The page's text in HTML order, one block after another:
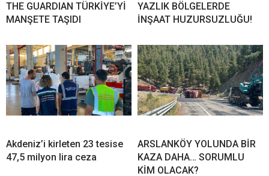
THE GUARDIAN TÜRKİYE’Yİ
MANŞETE TAŞIDI
YAZLIK BÖLGELERDE
İNŞAAT HUZURSUZLUĞU!
Akdeniz’i kirleten 23 tesise
47,5 milyon lira ceza
ARSLANKÖY YOLUNDA BİR
KAZA DAHA… SORUMLU
KİM OLACAK?